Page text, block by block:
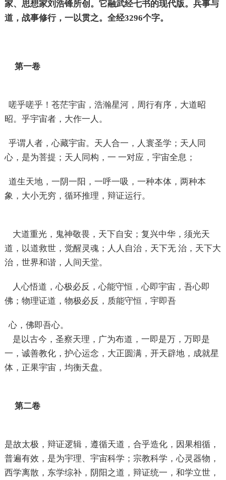
家、思想家刘浩锋所创。它融武经七书的现代版。兵事与
道，战事修行，一以贯之。全经3296个字。
第一卷
嗟乎嗟乎！苍茫宇宙，浩瀚星河，周行有序，大道昭
昭。乎宇宙者，大作一人。
乎谓人者，心藏宇宙。天人合一，人寰圣学；天人同
心，是为菩提；天人同构，一 一对应，宇宙全息；
道生天地，一阴一阳，一呼一吸，一种本体，两种本
象，大小无穷，循环推理，辩证运行。
大道重光，鬼神敬畏，天下自安；复兴中华，须光天
道，以道救世，觉醒灵魂；人人自治，天下无 治，天下大
治，世界和谐，人间天堂。
人心悟道，心极必反，心能守恒，心即宇宙，吾心即
佛；物理证道，物极必反，质能守恒，宇即吾
心，佛即吾心。
是以古今，圣察天理，广为布道，一即是万，万即是
一，诚善教化，护心运念，大正圆满，开天辟地，成就星
体，正果宇宙，均衡天盘。
第二卷
是故太极，辩证逻辑，遵循天道，合乎造化，因果相循，
普遍有效，是为宇理、宇宙科学；宗教科学，心灵器物，
西学离散，东学综补，阴阳之道，辩证统一，和学立世，